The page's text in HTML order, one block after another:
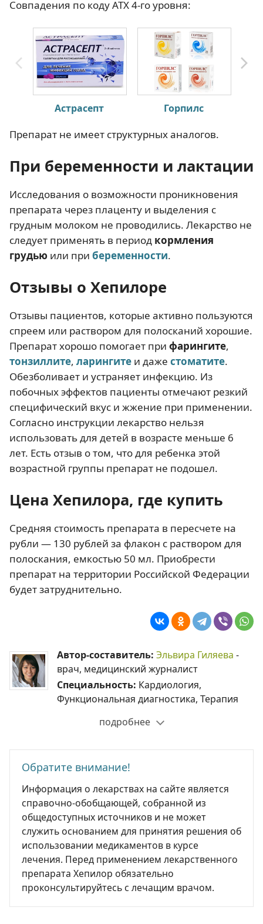
Совпадения по коду АТХ 4-го уровня:
Астрасепт Горпилс
Препарат не имеет структурных аналогов.
При беременности и лактации
Исследования о возможности проникновения
препарата через плаценту и выделения с
грудным молоком не проводились. Лекарство не
следует применять в период кормления
грудью или при беременности.
Отзывы о Хепилоре
Отзывы пациентов, которые активно пользуются
спреем или раствором для полосканий хорошие.
Препарат хорошо помогает при фарингите,
тонзиллите, ларингите и даже стоматите.
Обезболивает и устраняет инфекцию. Из
побочных эффектов пациенты отмечают резкий
специфический вкус и жжение при применении.
Согласно инструкции лекарство нельзя
использовать для детей в возрасте меньше 6
лет. Есть отзыв о том, что для ребенка этой
возрастной группы препарат не подошел.
Цена Хепилора, где купить
Средняя стоимость препарата в пересчете на
рубли — 130 рублей за флакон с раствором для
полоскания, емкостью 50 мл. Приобрести
препарат на территории Российской Федерации
будет затруднительно.
Автор-составитель: Эльвира Гиляева -
врач, медицинский журналист
Специальность: Кардиология,
Функциональная диагностика, Терапия
подробнее
Обратите внимание!
Информация о лекарствах на сайте является
справочно-обобщающей, собранной из
общедоступных источников и не может
служить основанием для принятия решения об
использовании медикаментов в курсе
лечения. Перед применением лекарственного
препарата Хепилор обязательно
проконсультируйтесь с лечащим врачом.